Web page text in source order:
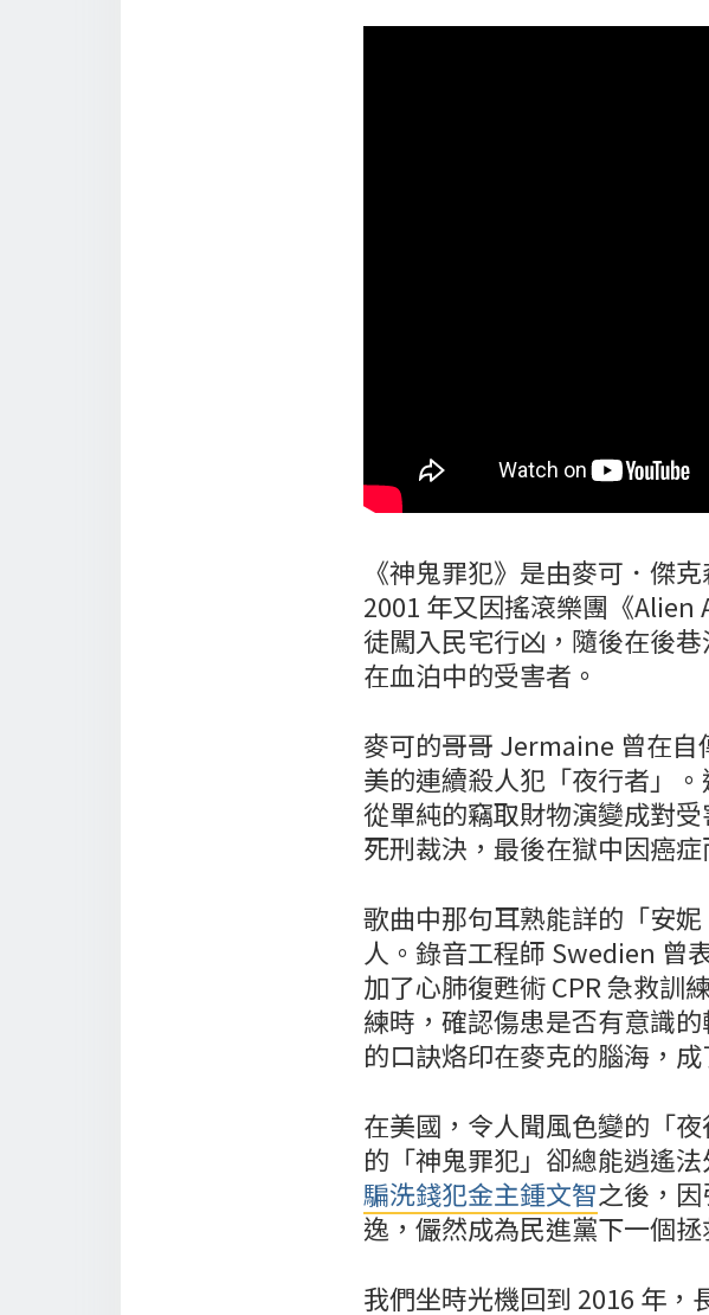
《神鬼罪犯》是由麥可．傑
2001 年又因搖滾樂團《
徒闖入民宅行凶，隨後在後
在血泊中的受害者。
麥可的哥哥 Jermaine 曾在
美的連續殺人犯「夜行者」
從單純的竊取財物演變成對
死刑裁決，最後在獄中因癌症
歌曲中那句耳熟能詳的「安
人。錄音工程師 Swedien 曾
加了心肺復甦術 CPR 急救訓
練時，確認傷患是否有意識
的口訣烙印在麥克的腦海，
在美國，令人聞風色變的「
的「神鬼罪犯」卻總能逍遙
騙洗錢犯金主鍾文智之後，
逸，儼然成為民進黨下一個拯
我們坐時光機回到 2016 年